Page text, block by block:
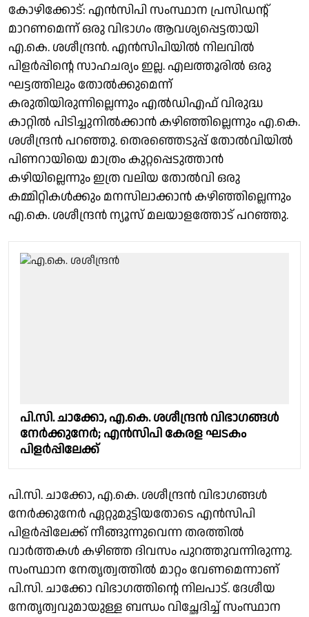
കോഴിക്കോട്: എൻസിപി സംസ്ഥാന പ്രസിഡൻ്റ്
മാറണമെന്ന് ഒരു വിഭാഗം ആവശ്യപ്പെട്ടതായി
എ.കെ. ശശീന്ദ്രൻ. എൻസിപിയിൽ നിലവിൽ
പിളർപ്പിന്റെ സാഹചര്യം ഇല്ല. എലത്തൂരിൽ ഒരു
ഘട്ടത്തിലും തോൽക്കുമെന്ന്
കരുതിയിരുന്നില്ലെന്നും എൽഡിഎഫ് വിരുദ്ധ
കാറ്റിൽ പിടിച്ചുനിൽക്കാൻ കഴിഞ്ഞില്ലെന്നും എ.കെ.
ശശീന്ദ്രൻ പറഞ്ഞു. തെരഞ്ഞെടുപ്പ് തോൽവിയിൽ
പിണറായിയെ മാത്രം കുറ്റപ്പെടുത്താൻ
കഴിയില്ലെന്നും ഇത്ര വലിയ തോൽവി ഒരു
കമ്മിറ്റികൾക്കും മനസിലാക്കാൻ കഴിഞ്ഞില്ലെന്നും
എ.കെ. ശശീന്ദ്രൻ ന്യൂസ് മലയാളത്തോട് പറഞ്ഞു.
പി.സി. ചാക്കോ, എ.കെ. ശശീന്ദ്രൻ വിഭാഗങ്ങൾ
നേർക്കുനേർ; എൻസിപി കേരള ഘടകം
പിളർപ്പിലേക്ക്
പി.സി. ചാക്കോ, എ.കെ. ശശീന്ദ്രൻ വിഭാഗങ്ങൾ
നേർക്കുനേർ ഏറ്റുമുട്ടിയതോടെ എൻസിപി
പിളർപ്പിലേക്ക് നീങ്ങുന്നുവെന്ന തരത്തിൽ
വാർത്തകൾ കഴിഞ്ഞ ദിവസം പുറത്തുവന്നിരുന്നു.
സംസ്ഥാന നേതൃത്വത്തിൽ മാറ്റം വേണമെന്നാണ്
പി.സി. ചാക്കോ വിഭാഗത്തിൻ്റെ നിലപാട്. ദേശീയ
നേതൃത്വവുമായുള്ള ബന്ധം വിച്ഛേദിച്ച് സംസ്ഥാന